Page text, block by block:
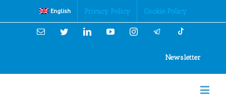
English Privacy Policy Cookie Policy
Email TwitterLinkedinYouTubeInstagram
Newsletter
Cookies Policy